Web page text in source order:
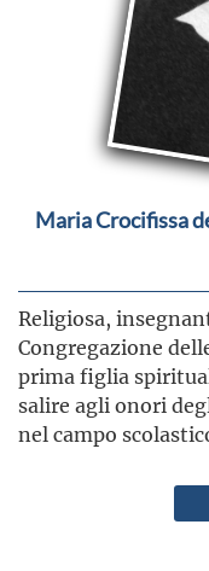
Maria Crocifissa
Religiosa,
Congregazione
prima figlia
salire agli onori
nel campo